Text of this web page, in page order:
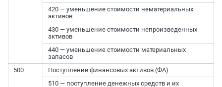
420 — уменьшение стоимости нематериальных
активов
430 — уменьшение стоимости непроизведенных
активов
440 — уменьшение стоимости материальных
запасов
500
Поступление финансовых активов (ФА)
510 — поступление денежных средств и их